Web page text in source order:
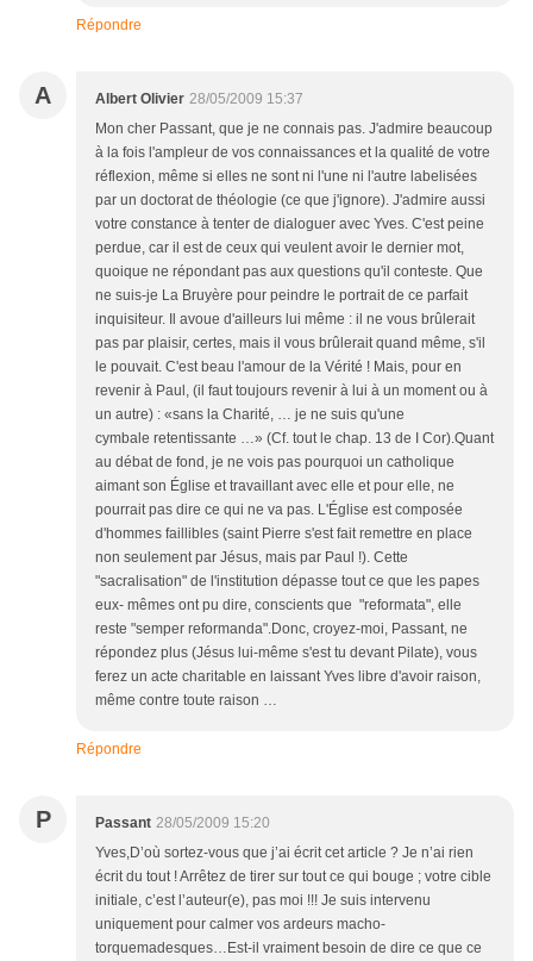
Répondre
A Albert Olivier 28/05/2009 15:37
Mon cher Passant, que je ne connais pas. J'admire beaucoup
à la fois l'ampleur de vos connaissances et la qualité de votre
réflexion, même si elles ne sont ni l'une ni l'autre labelisées
par un doctorat de théologie (ce que j'ignore). J'admire aussi
votre constance à tenter de dialoguer avec Yves. C'est peine
perdue, car il est de ceux qui veulent avoir le dernier mot,
quoique ne répondant pas aux questions qu'il conteste. Que
ne suis-je La Bruyère pour peindre le portrait de ce parfait
inquisiteur. Il avoue d'ailleurs lui même : il ne vous brûlerait
pas par plaisir, certes, mais il vous brûlerait quand même, s'il
le pouvait. C'est beau l'amour de la Vérité ! Mais, pour en
revenir à Paul, (il faut toujours revenir à lui à un moment ou à
un autre) : «sans la Charité, … je ne suis qu'une
cymbale retentissante …» (Cf. tout le chap. 13 de I Cor).Quant
au débat de fond, je ne vois pas pourquoi un catholique
aimant son Église et travaillant avec elle et pour elle, ne
pourrait pas dire ce qui ne va pas. L'Église est composée
d'hommes faillibles (saint Pierre s'est fait remettre en place
non seulement par Jésus, mais par Paul !). Cette
"sacralisation" de l'institution dépasse tout ce que les papes
eux- mêmes ont pu dire, conscients que "reformata", elle
reste "semper reformanda".Donc, croyez-moi, Passant, ne
répondez plus (Jésus lui-même s'est tu devant Pilate), vous
ferez un acte charitable en laissant Yves libre d'avoir raison,
même contre toute raison …
Répondre
P Passant 28/05/2009 15:20
Yves,D’où sortez-vous que j’ai écrit cet article ? Je n’ai rien
écrit du tout ! Arrêtez de tirer sur tout ce qui bouge ; votre cible
initiale, c’est l’auteur(e), pas moi !!! Je suis intervenu
uniquement pour calmer vos ardeurs macho-
torquemadesques…Est-il vraiment besoin de dire ce que ce